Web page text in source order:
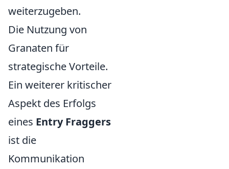
weiterzugeben.
Die Nutzung von
Granaten für
strategische Vorteile.
Ein weiterer kritischer
Aspekt des Erfolgs
eines Entry Fraggers
ist die
Kommunikation